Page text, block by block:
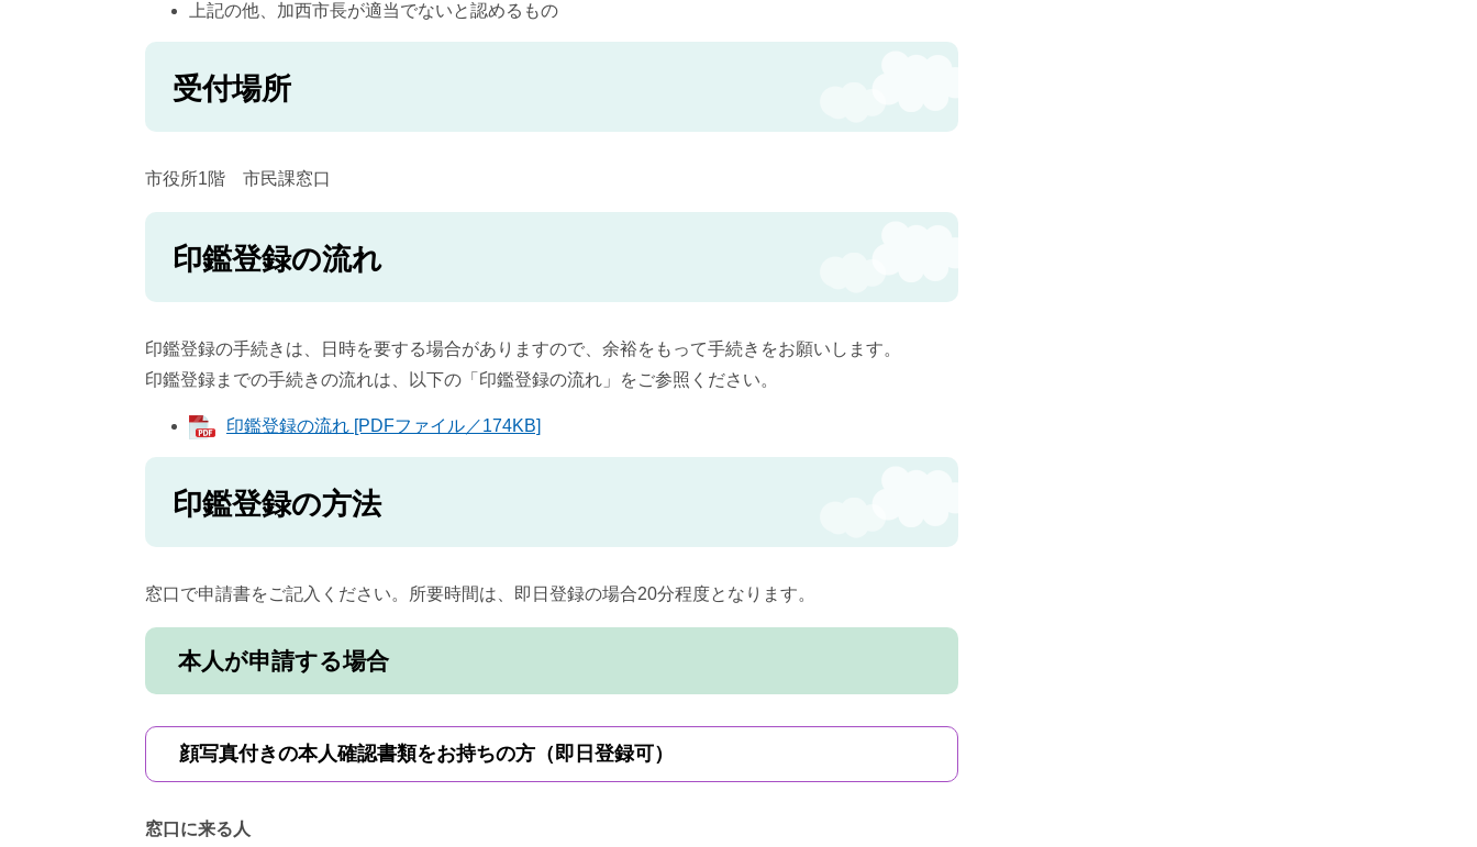
上記の他、加西市長が適当でないと認めるもの
受付場所
市役所1階 市民課窓口
印鑑登録の流れ
印鑑登録の手続きは、日時を要する場合がありますので、余裕をもって手続きをお願いします。
印鑑登録までの手続きの流れは、以下の「印鑑登録の流れ」をご参照ください。
印鑑登録の流れ [PDFファイル／174KB]
印鑑登録の方法
窓口で申請書をご記入ください。所要時間は、即日登録の場合20分程度となります。
本人が申請する場合
顔写真付きの本人確認書類をお持ちの方（即日登録可）
窓口に来る人